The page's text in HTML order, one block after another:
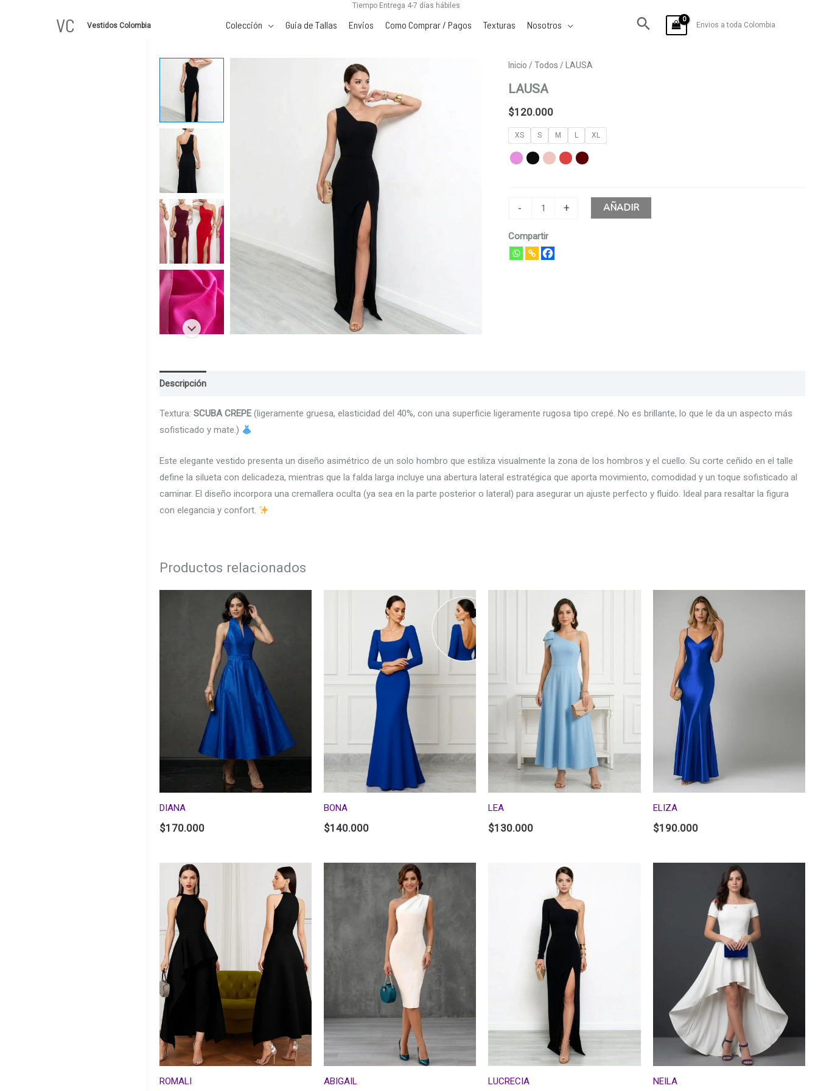
Tiempo Entrega 4-7 días hábiles
VC Vestidos Colombia Colección Guia de Tallas Envios Como Comprar / Pagos Texturas Nosotros Envios a toda Colombia
Inicio / Todos / LAUSA
LAUSA
$120.000
XS S M L XL
-
LAUSA
cantidad
+ AÑADIR
Compartir
Descripción
Textura: SCUBA CREPE(ligeramente gruesa, elasticidad del 40%, con una superficie ligeramente rugosa tipo crepé. No es brillante, lo que le da un aspecto más
sofisticado y mate.)
Este elegante vestido presenta un diseño asimétrico de un solo hombro que estiliza visualmente la zona de los hombros y el cuello. Su corte ceñido en el talle
define la silueta con delicadeza, mientras que la falda larga incluye una abertura lateral estratégica que aporta movimiento, comodidad y un toque sofisticado al
caminar. El diseño incorpora una cremallera oculta (ya sea en la parte posterior o lateral) para asegurar un ajuste perfecto y fluido. Ideal para resaltar la figura
con elegancia y confort.
Productos relacionados
DIANA
$170.000
BONA
$140.000
LEA
$130.000
ELIZA
$190.000
ROMALI ABIGAIL LUCRECIA NEILA